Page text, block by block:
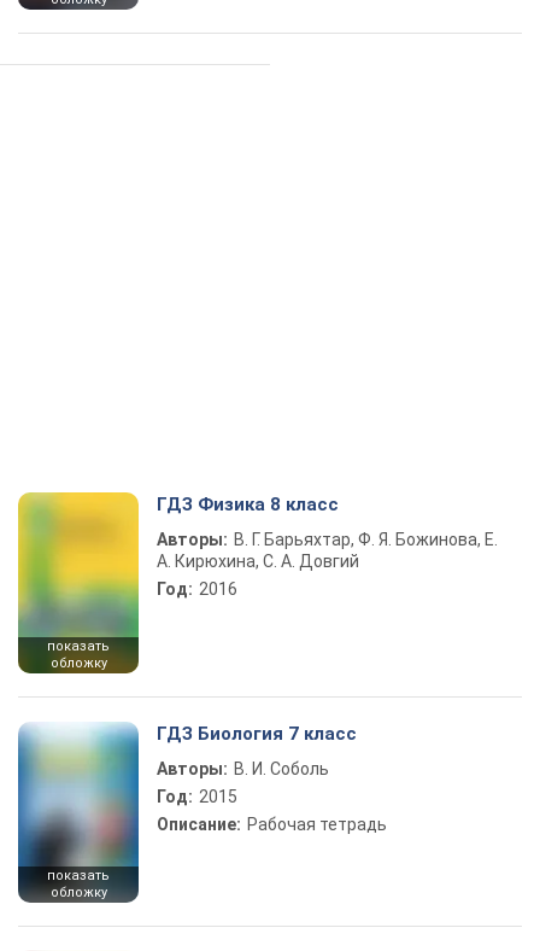
показать
обложку
ГДЗ Физика 8 класс
Авторы: В. Г. Барьяхтар, Ф. Я. Божинова, Е.
А. Кирюхина, С. А. Довгий
Год: 2016
показать
обложку
ГДЗ Биология 7 класс
Авторы: В. И. Соболь
Год: 2015
Описание: Рабочая тетрадь